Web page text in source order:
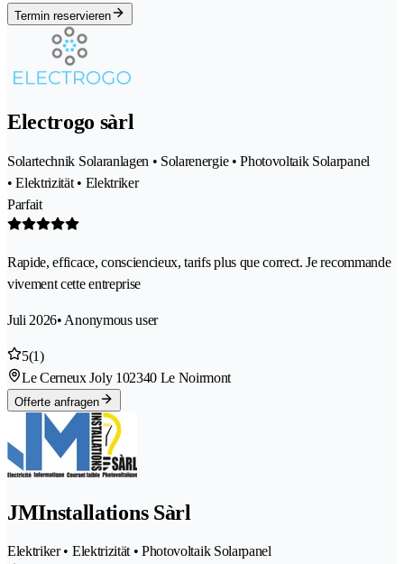
Termin reservieren
Electrogo sàrl
Solartechnik Solaranlagen • Solarenergie • Photovoltaik Solarpanel
• Elektrizität • Elektriker
Parfait
Rapide, efficace, consciencieux, tarifs plus que correct. Je recommande
vivement cette entreprise
Juli 2026• Anonymous user
5(1)
Le Cerneux Joly 102340 Le Noirmont
Offerte anfragen
JMInstallations Sàrl
Elektriker • Elektrizität • Photovoltaik Solarpanel